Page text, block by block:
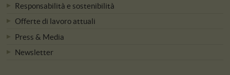
Responsabilità e sostenibilità
Offerte di lavoro attuali
Press & Media
Newsletter